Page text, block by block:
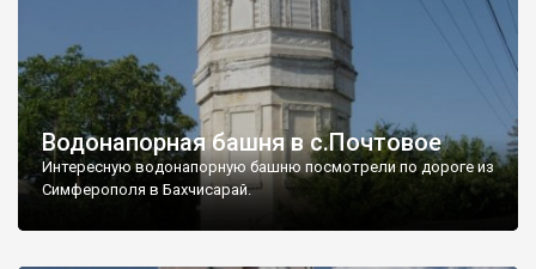
Водонапорная башня в с.Почтовое
Интересную водонапорную башню посмотрели по дороге из
Симферополя в Бахчисарай.